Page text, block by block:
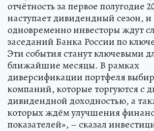
отчётность за первое полугодие
наступает дивидендный сезон, и
одновременно инвесторы ждут
заседаний Банка России по
Эти события станут ключевыми
ближайшие месяцы. В рамках
диверсификации портфеля
компаний, которые торгуются с
дивидендной доходностью, а
которых ждём улучшения
показателей», – сказал